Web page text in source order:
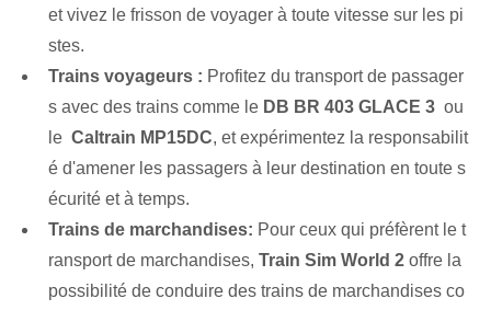
et vivez le frisson de voyager à toute vitesse sur les pi
stes.
Trains voyageurs : Profitez du transport de passager
s avec des trains comme le DB BR⁤ 403 GLACE‌ 3 ‍ ou
le ⁤ Caltrain MP15DC, et expérimentez la responsabilit
é d'amener les passagers à leur destination en toute s
écurité et à temps.
Trains de marchandises: Pour ceux qui préfèrent le t
ransport de marchandises, Train Sim World 2 offre ⁢la
‌possibilité de conduire des trains de marchandises co